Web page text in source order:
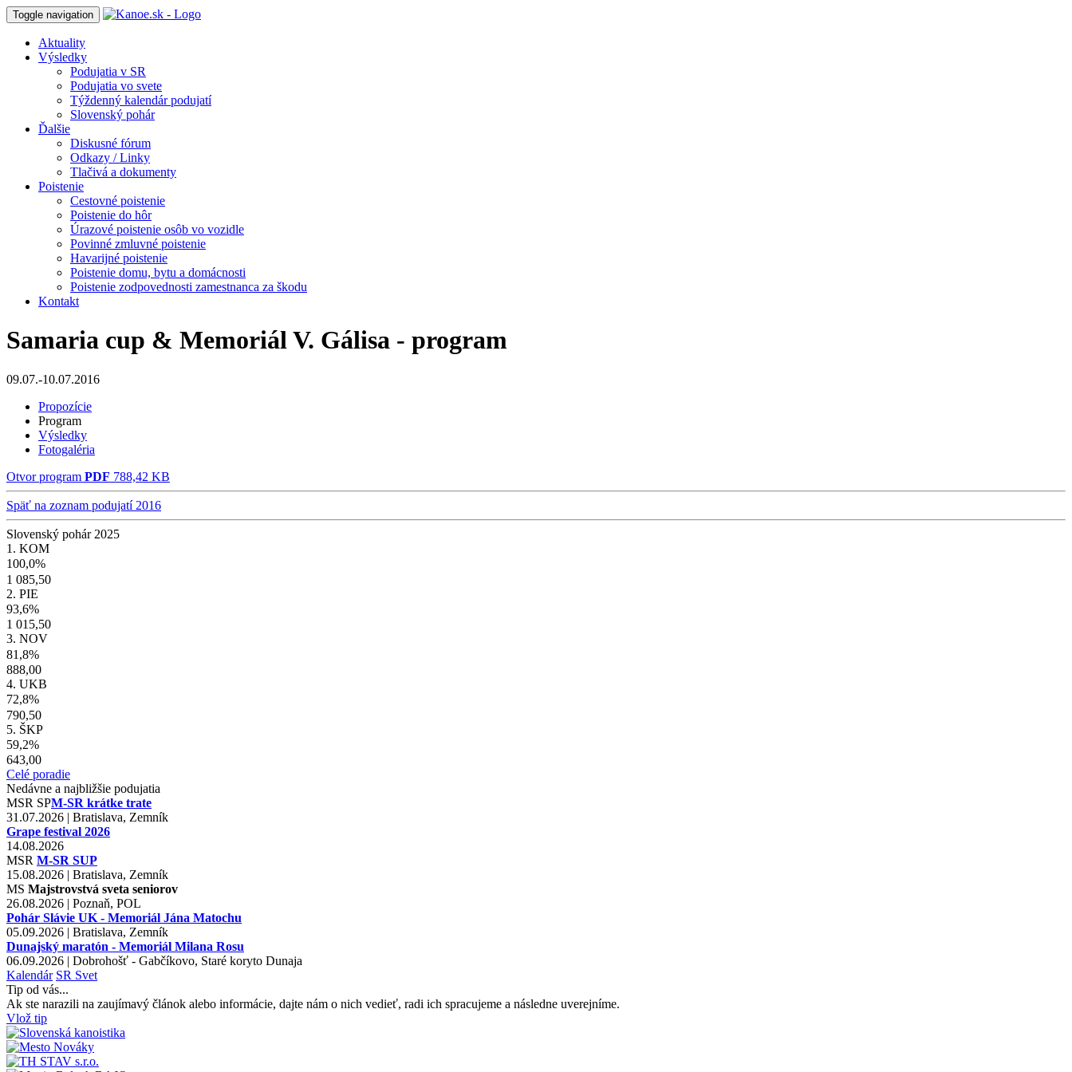
Toggle navigation
Aktuality
Výsledky
Podujatia v SR
Podujatia vo svete
Týždenný kalendár podujatí
Slovenský pohár
Ďalšie
Diskusné fórum
Odkazy / Linky
Tlačivá a dokumenty
Poistenie
Cestovné poistenie
Poistenie do hôr
Úrazové poistenie osôb vo vozidle
Povinné zmluvné poistenie
Havarijné poistenie
Poistenie domu, bytu a domácnosti
Poistenie zodpovednosti zamestnanca za škodu
Kontakt
Samaria cup & Memoriál V. Gálisa - program
09.07.-10.07.2016
Propozície
Program
Výsledky
Fotogaléria
Otvor program PDF 788,42 KB
Späť na zoznam podujatí 2016
Slovenský pohár 2025
1. KOM
100,0%
1 085,50
2. PIE
93,6%
1 015,50
3. NOV
81,8%
888,00
4. UKB
72,8%
790,50
5. ŠKP
59,2%
643,00
Celé poradie
Nedávne a najbližšie podujatia
MSR SPM-SR krátke trate
31.07.2026 | Bratislava, Zemník
Grape festival 2026
14.08.2026
MSR M-SR SUP
15.08.2026 | Bratislava, Zemník
MS Majstrovstvá sveta seniorov
26.08.2026 | Poznaň, POL
Pohár Slávie UK - Memoriál Jána Matochu
05.09.2026 | Bratislava, Zemník
Dunajský maratón - Memoriál Milana Rosu
06.09.2026 | Dobrohošť - Gabčíkovo, Staré koryto Dunaja
Kalendár SR Svet
Tip od vás...
Ak ste narazili na zaujímavý článok alebo informácie, dajte nám o nich vedieť, radi ich spracujeme a následne uverejníme.
Vlož tip